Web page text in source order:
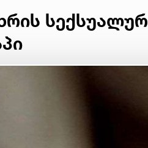
სექსუალურ